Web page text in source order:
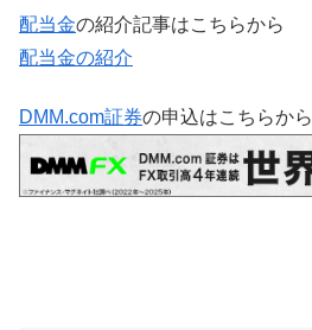
配当金の紹介記事はこちらから
配当金の紹介
DMM.com証券の申込はこちらから